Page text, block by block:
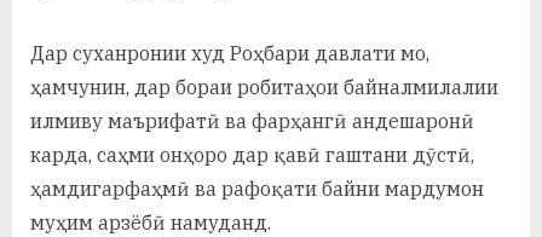
Дар суханронии худ Роҳбари давлати мо,
ҳамчунин, дар бораи робитаҳои байналмилалии
илмиву маърифатӣ ва фарҳангӣ андешаронӣ
карда, саҳми онҳоро дар қавӣ гаштани дӯстӣ,
ҳамдигарфаҳмӣ ва рафоқати байни мардумон
муҳим арзёбӣ намуданд.